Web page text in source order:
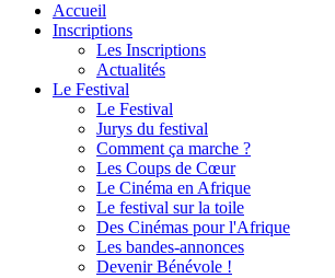
Accueil
Inscriptions
Les Inscriptions
Actualités
Le Festival
Le Festival
Jurys du festival
Comment ça marche ?
Les Coups de Cœur
Le Cinéma en Afrique
Le festival sur la toile
Des Cinémas pour l'Afrique
Les bandes-annonces
Devenir Bénévole !